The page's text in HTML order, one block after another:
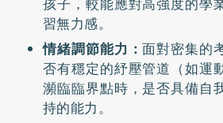
習無力感。
情緒調節能力：面對密集的
否有穩定的紓壓管道（如運
瀕臨臨界點時，是否具備自
持的能力。